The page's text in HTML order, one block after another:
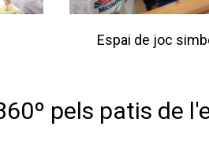
Espai de joc
pels patis de